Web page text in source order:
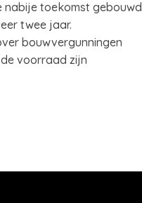
nabije toekomst gebouwd
twee jaar.
bouwvergunningen
voorraad zijn